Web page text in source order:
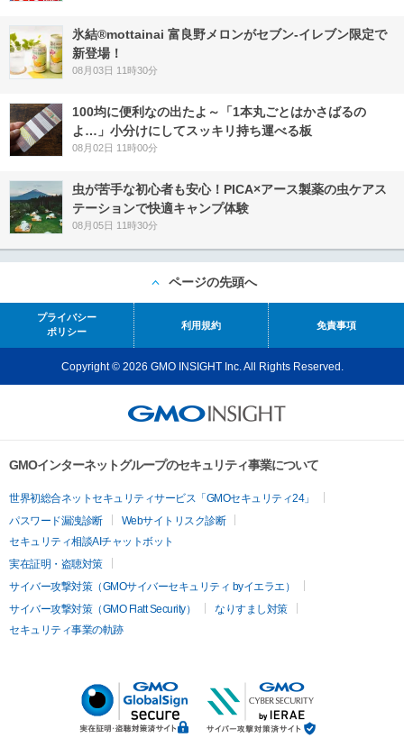
氷結®mottainai 富良野メロンがセブン‐イレブン限定で
新登場！
08月03日 11時30分
100均に便利なの出たよ～「1本丸ごとはかさばるの
よ…」小分けにしてスッキリ持ち運べる板
08月02日 11時00分
虫が苦手な初心者も安心！PICA×アース製薬の虫ケアス
テーションで快適キャンプ体験
08月05日 11時30分
ページの先頭へ
プライバシー
ポリシー
利用規約 免責事項
Copyright © 2026 GMO INSIGHT Inc. All Rights Reserved.
GMOインターネットグループのセキュリティ事業について
世界初総合ネットセキュリティサービス「GMOセキュリティ24」
パスワード漏洩診断
Webサイトリスク診断
セキュリティ相談AIチャットボット
実在証明・盗聴対策
サイバー攻撃対策（GMOサイバーセキュリティ byイエラエ）
サイバー攻撃対策（GMO Flatt Security）
なりすまし対策
セキュリティ事業の軌跡